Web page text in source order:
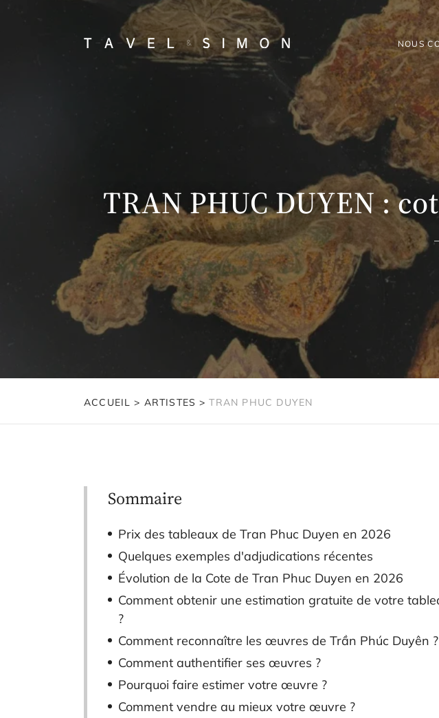
NOUS
TRAN PHUC DUYEN :
ACCUEIL > ARTISTES > TRAN PHUC DUYEN
Sommaire
Prix des tableaux de Tran Phuc Duyen en 2026
Quelques exemples d'adjudications récentes
Évolution de la Cote de Tran Phuc Duyen en 2026
Comment obtenir une estimation gratuite de votre
?
Comment reconnaître les œuvres de Trần Phúc Duyên ?
Comment authentifier ses œuvres ?
Pourquoi faire estimer votre œuvre ?
Comment vendre au mieux votre œuvre ?